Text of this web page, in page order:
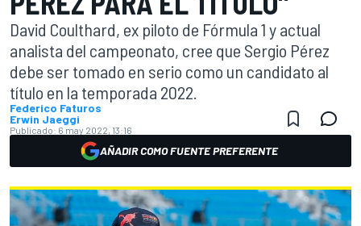
David Coulthard, ex piloto de Fórmula 1 y actual
analista del campeonato, cree que Sergio Pérez
debe ser tomado en serio como un candidato al
título en la temporada 2022.
Federico Faturos
Erwin Jaeggi
Publicado: 6 may 2022, 13:16
AÑADIR COMO FUENTE PREFERENTE